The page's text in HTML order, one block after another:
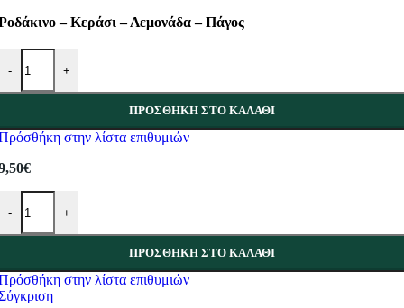
– Κεράσι – Λεμονάδα – Πάγος
-
Juice Pod Edition Flavourshot Cherry Peach Lemonade ποσότητα
+
ΠΡΟΣΘΉΚΗ ΣΤΟ ΚΑΛΆΘΙ
στην λίστα επιθυμιών
€
-
Juice Pod Edition Flavourshot Cherry Peach Lemonade ποσότητα
+
ΠΡΟΣΘΉΚΗ ΣΤΟ ΚΑΛΆΘΙ
στην λίστα επιθυμιών